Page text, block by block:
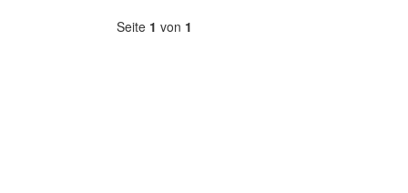
Seite 1 von 1